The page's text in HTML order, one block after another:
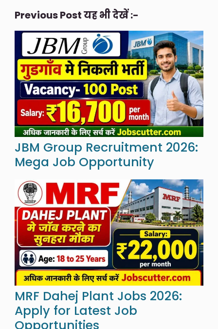
Previous Post यह भी देखें :-
JBM Group Recruitment 2026:
Mega Job Opportunity
MRF Dahej Plant Jobs 2026:
Apply for Latest Job
Opportunities